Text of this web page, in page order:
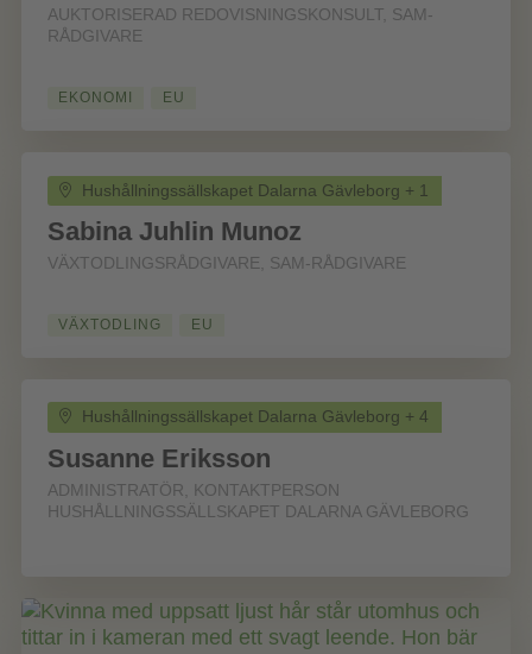
AUKTORISERAD REDOVISNINGSKONSULT, SAM-
RÅDGIVARE
EKONOMI EU
Hushållningssällskapet Dalarna Gävleborg + 1
Sabina Juhlin Munoz
VÄXTODLINGSRÅDGIVARE, SAM-RÅDGIVARE
VÄXTODLING EU
Hushållningssällskapet Dalarna Gävleborg + 4
Susanne Eriksson
ADMINISTRATÖR, KONTAKTPERSON
HUSHÅLLNINGSSÄLLSKAPET DALARNA GÄVLEBORG